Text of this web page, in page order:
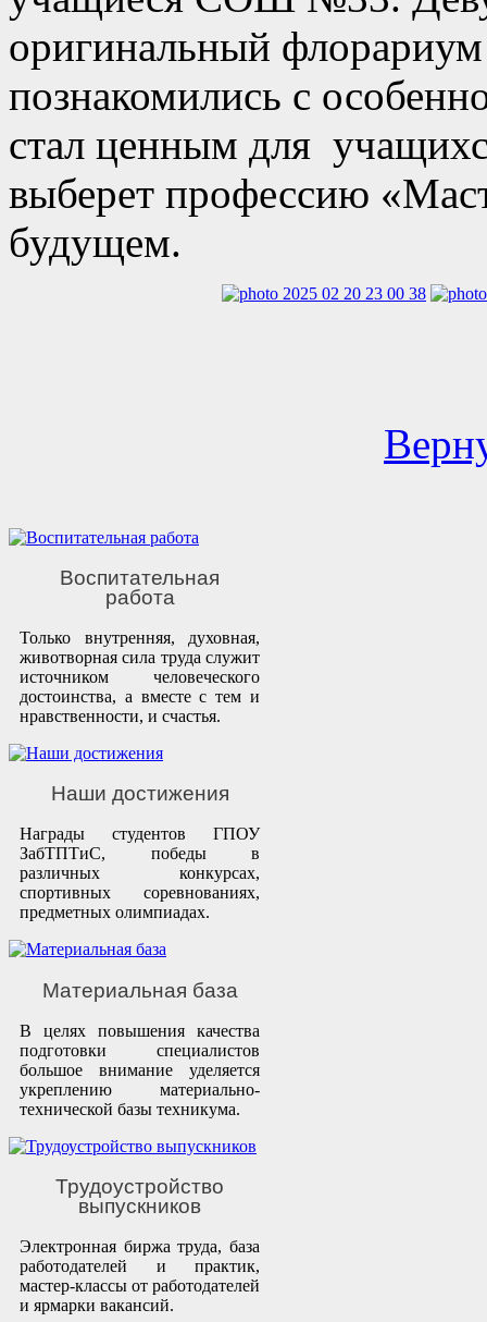
оригинальный
познакомились с
стал ценным для
выберет профессию
будущем.
Воспитательная
работа
Только внутренняя, духовная,
животворная сила труда служит
источником человеческого
достоинства, а вместе с тем и
нравственности, и счастья.
Наши достижения
Награды студентов ГПОУ
ЗабТПТиС, победы в
различных конкурсах,
спортивных соревнованиях,
предметных олимпиадах.
Материальная база
В целях повышения качества
подготовки специалистов
большое внимание уделяется
укреплению материально-
технической базы техникума.
Трудоустройство
выпускников
Электронная биржа труда, база
работодателей и практик,
мастер-классы от работодателей
и ярмарки вакансий.